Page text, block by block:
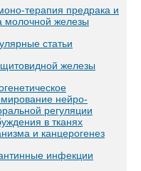
терапия предрака и
молочной железы
статьи
железы
нейро-
регуляции
в тканях
и канцерогенез
инфекции